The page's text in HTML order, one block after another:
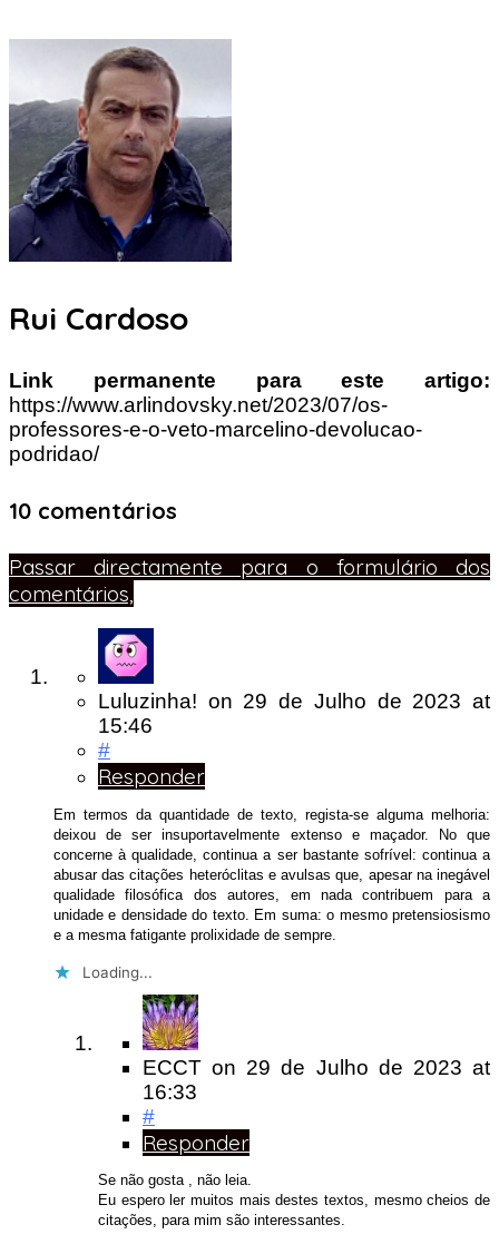
Rui Cardoso
Link permanente para este artigo:
https://www.arlindovsky.net/2023/07/os-
professores-e-o-veto-marcelino-devolucao-
podridao/
10 comentários
Passar directamente para o formulário dos
comentários,
Luluzinha! on 29 de Julho de 2023at
15:46
#
Responder
Em termos da quantidade de texto, regista-se alguma melhoria:
deixou de ser insuportavelmente extenso e maçador. No que
concerne à qualidade, continua a ser bastante sofrível: continua a
abusar das citações heteróclitas e avulsas que, apesar na inegável
qualidade filosófica dos autores, em nada contribuem para a
unidade e densidade do texto. Em suma: o mesmo pretensiosismo
e a mesma fatigante prolixidade de sempre.
Loading...
ECCT on 29 de Julho de 2023at
16:33
#
Responder
Se não gosta , não leia.
Eu espero ler muitos mais destes textos, mesmo cheios de
citações, para mim são interessantes.